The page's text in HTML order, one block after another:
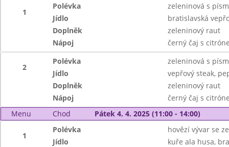
1
Polévka
zeleninová s
Jídlo
bratislavská
Doplněk
zeleninový raut
Nápoj
černý čaj s
2
Polévka
zeleninová s
Jídlo
vepřový steak,
Doplněk
zeleninový raut
Nápoj
černý čaj s
Menu
Chod Pátek 4. 4. 2025 (11:00 - 14:00)
1
Polévka
hovězí vývar se
Jídlo
kuře ala husa,